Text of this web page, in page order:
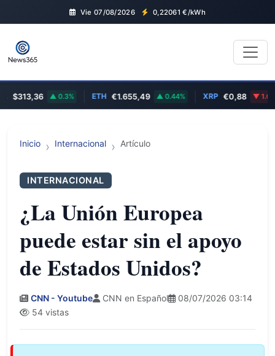
Vie 07/08/2026 0,22061 €/kWh
$313,36 0.3% ETH €1.655,49 0.44% XRP €0,88 1.02%
Inicio Internacional Artículo
INTERNACIONAL
¿La Unión Europea
puede estar sin el apoyo
de Estados Unidos?
CNN - Youtube CNN en Español
08/07/2026 03:14
54 vistas